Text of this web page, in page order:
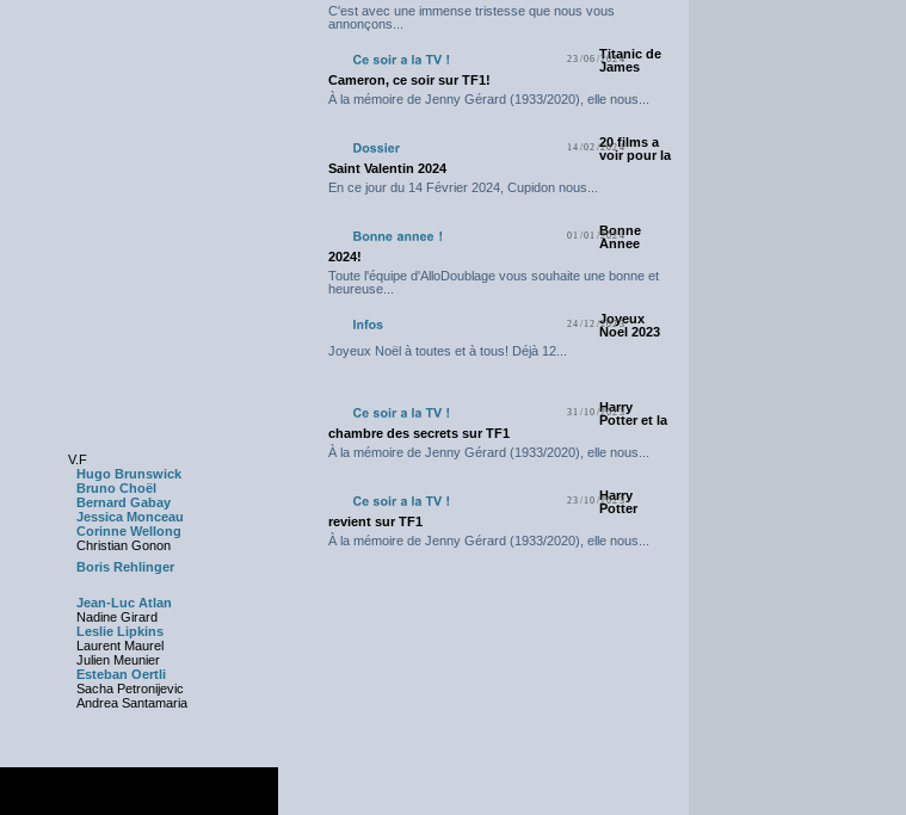
V.F
Hugo Brunswick
Bruno Choël
Bernard Gabay
Jessica Monceau
Corinne Wellong
Christian Gonon
Boris Rehlinger
Jean-Luc Atlan
Nadine Girard
Leslie Lipkins
Laurent Maurel
Julien Meunier
Esteban Oertli
Sacha Petronijevic
Andrea Santamaria
C'est avec une immense tristesse que nous vous
annonçons...
23/06/2024Titanic de
James
Cameron, ce soir sur TF1!
À la mémoire de Jenny Gérard (1933/2020), elle nous...
14/02/202420 films a
voir pour la
Saint Valentin 2024
En ce jour du 14 Février 2024, Cupidon nous...
01/01/2024
Bonne
Annee
2024!
Toute l'équipe d'AlloDoublage vous souhaite une bonne et
heureuse...
24/12/2023
Joyeux
Noel 2023
Joyeux Noël à toutes et à tous! Déjà 12...
31/10/2023
Harry
Potter et la
chambre des secrets sur TF1
À la mémoire de Jenny Gérard (1933/2020), elle nous...
23/10/2023
Harry
Potter
revient sur TF1
À la mémoire de Jenny Gérard (1933/2020), elle nous...